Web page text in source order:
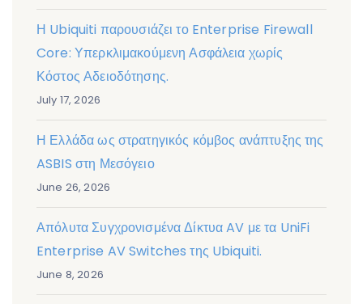
Η Ubiquiti παρουσιάζει το Enterprise Firewall
Core: Υπερκλιμακούμενη Ασφάλεια χωρίς
Κόστος Αδειοδότησης.
July 17, 2026
Η Ελλάδα ως στρατηγικός κόμβος ανάπτυξης της
ASBIS στη Μεσόγειο
June 26, 2026
Απόλυτα Συγχρονισμένα Δίκτυα AV με τα UniFi
Enterprise AV Switches της Ubiquiti.
June 8, 2026